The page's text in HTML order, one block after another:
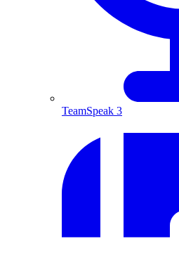
TeamSpeak 3